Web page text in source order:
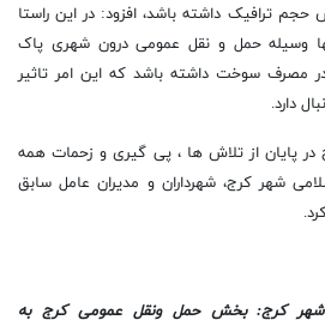
ترافیک داشته باشد، افزود: در این راستا
وسیله حمل و نقل عمومی درون شهری پاک
مصرف سوخت‌ داشته باشد که این امر تاثیر
دارد.
پایان از تلاش ها ، پی گیری و زحمات همه
شهر کرج، شهرداران و مدیران عامل سابق
شهر کرج: بخش حمل ونقل عمومی کرج به